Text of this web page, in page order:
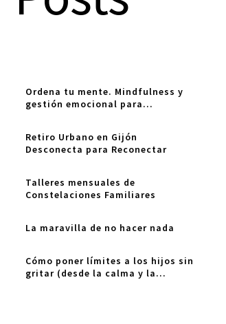
Ordena tu mente. Mindfulness y
gestión emocional para
Retiro Urbano en Gijón
Desconecta para Reconectar
Talleres mensuales de
Constelaciones Familiares
La maravilla de no hacer nada
Cómo poner límites a los hijos sin
gritar (desde la calma y la